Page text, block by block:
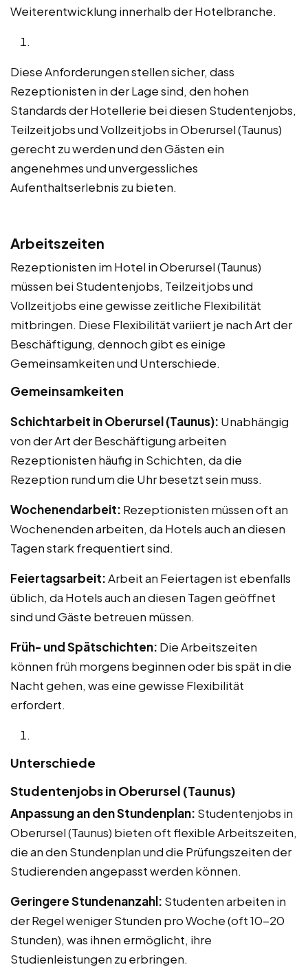
Weiterentwicklung innerhalb der Hotelbranche.
Diese Anforderungen stellen sicher, dass
Rezeptionisten in der Lage sind, den hohen
Standards der Hotellerie bei diesen Studentenjobs,
Teilzeitjobs und Vollzeitjobs in Oberursel (Taunus)
gerecht zu werden und den Gästen ein
angenehmes und unvergessliches
Aufenthaltserlebnis zu bieten.
Arbeitszeiten
Rezeptionisten im Hotel in Oberursel (Taunus)
müssen bei Studentenjobs, Teilzeitjobs und
Vollzeitjobs eine gewisse zeitliche Flexibilität
mitbringen. Diese Flexibilität variiert je nach Art der
Beschäftigung, dennoch gibt es einige
Gemeinsamkeiten und Unterschiede.
Gemeinsamkeiten
Schichtarbeit in Oberursel (Taunus): Unabhängig
von der Art der Beschäftigung arbeiten
Rezeptionisten häufig in Schichten, da die
Rezeption rund um die Uhr besetzt sein muss.
Wochenendarbeit: Rezeptionisten müssen oft an
Wochenenden arbeiten, da Hotels auch an diesen
Tagen stark frequentiert sind.
Feiertagsarbeit:Arbeit an Feiertagen ist ebenfalls
üblich, da Hotels auch an diesen Tagen geöffnet
sind und Gäste betreuen müssen.
Früh- und Spätschichten: Die Arbeitszeiten
können früh morgens beginnen oder bis spät in die
Nacht gehen, was eine gewisse Flexibilität
erfordert.
Unterschiede
Studentenjobs in Oberursel (Taunus)
Anpassung an den Stundenplan: Studentenjobs in
Oberursel (Taunus) bieten oft flexible Arbeitszeiten,
die an den Stundenplan und die Prüfungszeiten der
Studierenden angepasst werden können.
Geringere Stundenanzahl: Studenten arbeiten in
der Regel weniger Stunden pro Woche (oft 10-20
Stunden), was ihnen ermöglicht, ihre
Studienleistungen zu erbringen.